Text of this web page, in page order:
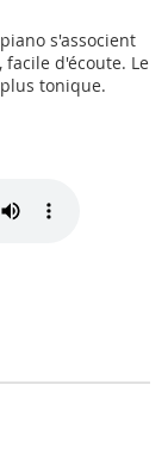
s'associent
facile d'écoute. Le
tonique.